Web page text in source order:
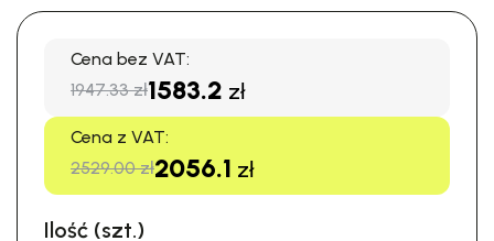
Cena bez VAT:
1947.33 zł1583.2 zł
Cena z VAT:
2529.00 zł2056.1 zł
Ilość (szt.)